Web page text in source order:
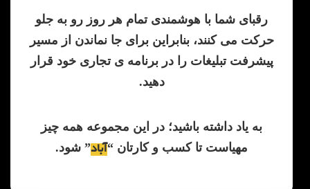
رقبای شما با هوشمندی تمام هر روز رو به جلو
حرکت می کنند، بنابراین برای جا نماندن از مسیر
پیشرفت تبلیغات را در برنامه ی تجاری خود قرار
دهید.
به یاد داشته باشید؛ در این مجموعه همه چیز
مهیاست تا کسب و کارتان “آباد” شود.